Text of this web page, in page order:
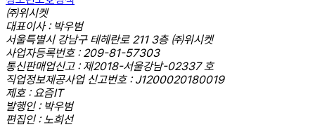
㈜위시켓
대표이사 : 박우범
서울특별시 강남구 테헤란로 211 3층 ㈜위시켓
사업자등록번호 : 209-81-57303
통신판매업신고 : 제2018-서울강남-02337 호
직업정보제공사업 신고번호 : J1200020180019
제호 : 요즘IT
발행인 : 박우범
편집인 : 노희선